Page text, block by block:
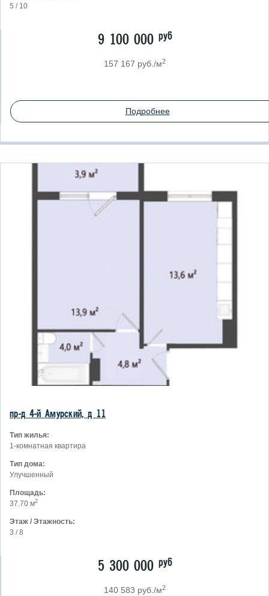
5 / 10
9 100 000 руб
157 167 руб./м2
Подробнее
пр-д 4-й Амурский, д 11
Тип жилья:
1-комнатная квартира
Тип дома:
Улучшенный
Площадь:
37.70 м2
Этаж / Этажность:
3 / 8
5 300 000 руб
140 583 руб./м2